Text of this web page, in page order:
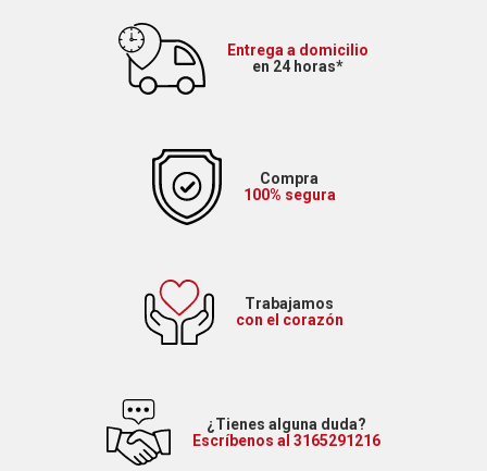
Entrega a domicilio
en 24 horas*
Compra
100% segura
Trabajamos
con el corazón
¿Tienes alguna duda?
Escríbenos al 3165291216